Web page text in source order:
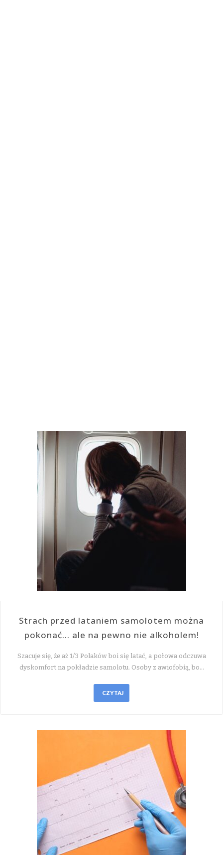
Strach przed lataniem samolotem można
pokonać… ale na pewno nie alkoholem!
Szacuje się, że aż 1/3 Polaków boi się latać, a połowa odczuwa
dyskomfort na pokładzie samolotu. Osoby z awiofobią, bo…
CZYTAJ